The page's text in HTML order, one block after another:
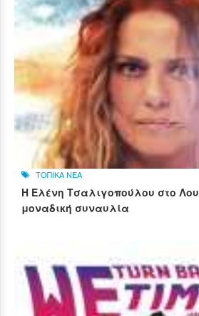
ΤΟΠΙΚΑ ΝΕΑ
Η Ελένη Τσαλιγοπούλου στο
μοναδική συναυλία